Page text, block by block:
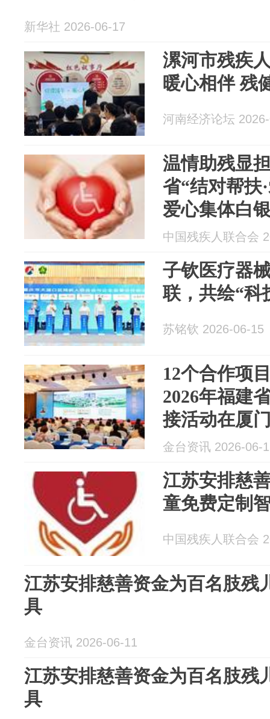
新华社 2026-06-17
漯河市残疾
暖心相伴 残
河南经济论坛
温情助残显
省“结对帮扶
爱心集体白
合科
中国残疾人联合会
子钦医疗器
联，共绘“科
苏铭钦 2026-06-15
12个合作项
2026年福建
接活动在厦
金台资讯 2026-06-
江苏安排慈
童免费定制
中国残疾人联合会
江苏安排慈善资金为百名肢残
具
金台资讯 2026-06-11
江苏安排慈善资金为百名肢残
具